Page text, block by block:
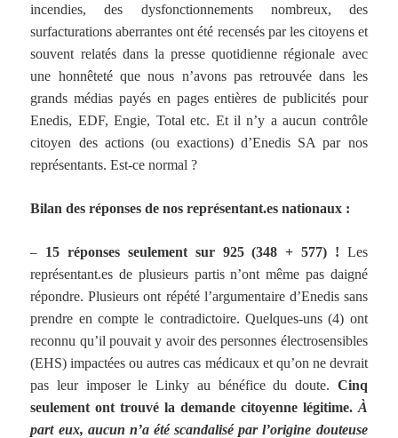
incendies, des dysfonctionnements nombreux, des
surfacturations aberrantes ont été recensés par les citoyens et
souvent relatés dans la presse quotidienne régionale avec
une honnêteté que nous n’avons pas retrouvée dans les
grands médias payés en pages entières de publicités pour
Enedis, EDF, Engie, Total etc. Et il n’y a aucun contrôle
citoyen des actions (ou exactions) d’Enedis SA par nos
représentants. Est-ce normal ?
Bilan des réponses de nos représentant.es nationaux :
– 15 réponses seulement sur 925 (348 + 577) ! Les
représentant.es de plusieurs partis n’ont même pas daigné
répondre. Plusieurs ont répété l’argumentaire d’Enedis sans
prendre en compte le contradictoire. Quelques-uns (4) ont
reconnu qu’il pouvait y avoir des personnes électrosensibles
(EHS) impactées ou autres cas médicaux et qu’on ne devrait
pas leur imposer le Linky au bénéfice du doute. Cinq
seulement ont trouvé la demande citoyenne légitime. À
part eux, aucun n’a été scandalisé par l’origine douteuse